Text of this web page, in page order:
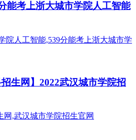
能考上浙大城市学院人工智能
招生网】2022武汉城市学院招